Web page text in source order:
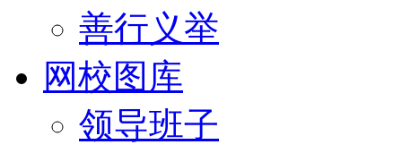
善行义举
网校图库
领导班子